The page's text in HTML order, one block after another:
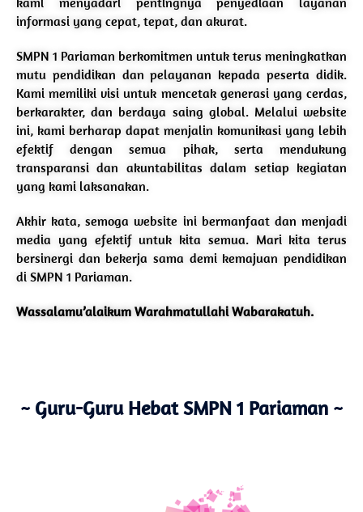
informasi yang cepat, tepat, dan akurat.
SMPN 1 Pariaman berkomitmen untuk terus meningkatkan
mutu pendidikan dan pelayanan kepada peserta didik.
Kami memiliki visi untuk mencetak generasi yang cerdas,
berkarakter, dan berdaya saing global. Melalui website
ini, kami berharap dapat menjalin komunikasi yang lebih
efektif dengan semua pihak, serta mendukung
transparansi dan akuntabilitas dalam setiap kegiatan
yang kami laksanakan.
Akhir kata, semoga website ini bermanfaat dan menjadi
media yang efektif untuk kita semua. Mari kita terus
bersinergi dan bekerja sama demi kemajuan pendidikan
di SMPN 1 Pariaman.
Wassalamu’alaikum Warahmatullahi Wabarakatuh.
~ Guru-Guru Hebat SMPN 1 Pariaman ~